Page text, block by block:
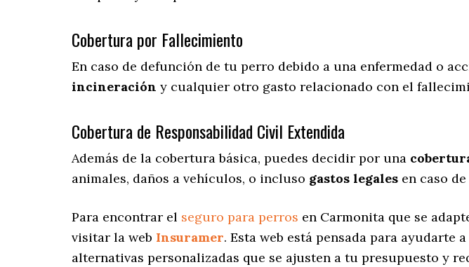
Cobertura por Fallecimiento
En caso de defunción de tu perro debido a una enfermedad o
incineración y cualquier otro gasto relacionado con el
Cobertura de Responsabilidad Civil Extendida
Además de la cobertura básica, puedes decidir por una
animales, daños a vehículos, o incluso gastos legales en caso
Para encontrar el seguro para perros en Carmonita que se
visitar la web Insuramer. Esta web está pensada para ayudarte
alternativas personalizadas que se ajusten a tu presupuesto y